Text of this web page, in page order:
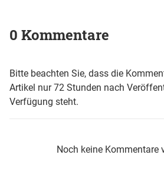
0 Kommentare
Bitte beachten Sie, dass die
Artikel nur 72 Stunden nach
Verfügung steht.
Noch keine Kommentare